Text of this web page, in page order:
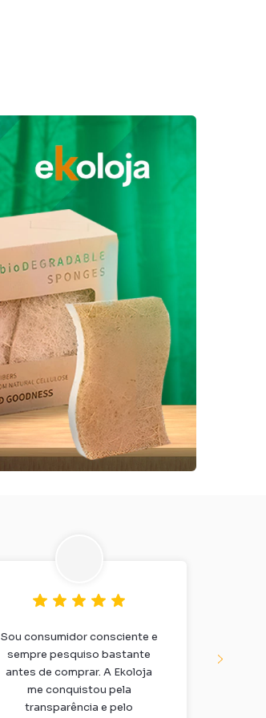
Sou consumidor consciente e
sempre pesquiso bastante
antes de comprar. A Ekoloja
me conquistou pela
transparência e pelo